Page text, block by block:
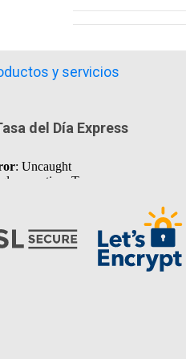
y servicios
del Día Express